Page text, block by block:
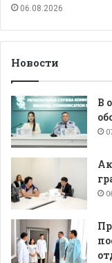
06.08.2026
Новости
В